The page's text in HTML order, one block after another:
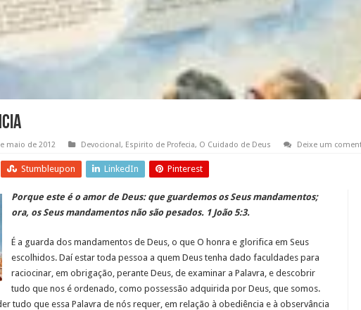
maio de 2012 Devocional, Espirito de Profecia, O Cuidado de Deus Deixe um
Stumbleupon LinkedIn Pinterest
Porque este é o amor de Deus: que guardemos os Seus mandamentos;
ora, os Seus mandamentos não são pesados. 1 João 5:3.
É a guarda dos mandamentos de Deus, o que O honra e glorifica em Seus
escolhidos. Daí estar toda pessoa a quem Deus tenha dado faculdades para
raciocinar, em obrigação, perante Deus, de examinar a Palavra, e descobrir
tudo que nos é ordenado, como possessão adquirida por Deus, que somos.
tudo que essa Palavra de nós requer, em relação à obediência e à observância